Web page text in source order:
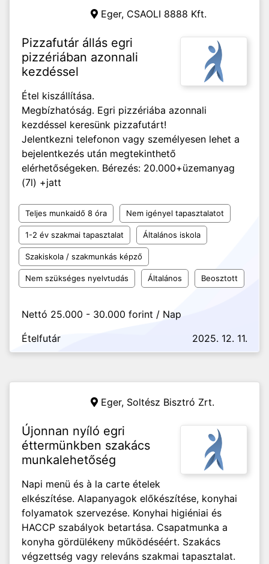
Eger, CSAOLI 8888 Kft.
Pizzafutár állás egri
pizzériában azonnali
kezdéssel
Étel kiszállítása.
Megbízhatóság. Egri pizzériába azonnali
kezdéssel keresünk pizzafutárt!
Jelentkezni telefonon vagy személyesen lehet a
bejelentkezés után megtekinthető
elérhetőségeken. Bérezés: 20.000+üzemanyag
(7l) +jatt
Teljes munkaidő 8 óra Nem igényel tapasztalatot
1-2 év szakmai tapasztalat Általános iskola
Szakiskola / szakmunkás képző
Nem szükséges nyelvtudás Általános Beosztott
Nettó 25.000 - 30.000 forint / Nap
Ételfutár
2025. 12. 11.
Eger, Soltész Bisztró Zrt.
Újonnan nyíló egri
éttermünkben szakács
munkalehetőség
Napi menü és à la carte ételek
elkészítése. Alapanyagok előkészítése, konyhai
folyamatok szervezése. Konyhai higiéniai és
HACCP szabályok betartása. Csapatmunka a
konyha gördülékeny működéséért. Szakács
végzettség vagy releváns szakmai tapasztalat.